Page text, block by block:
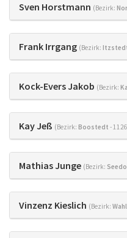
Sven Horstmann (Bezirk:
Frank Irrgang (Bezirk:
Kock-Evers Jakob (Bezirk:
Kay Jeß (Bezirk: Boostedt -
Mathias Junge (Bezirk:
Vinzenz Kieslich (Bezirk: